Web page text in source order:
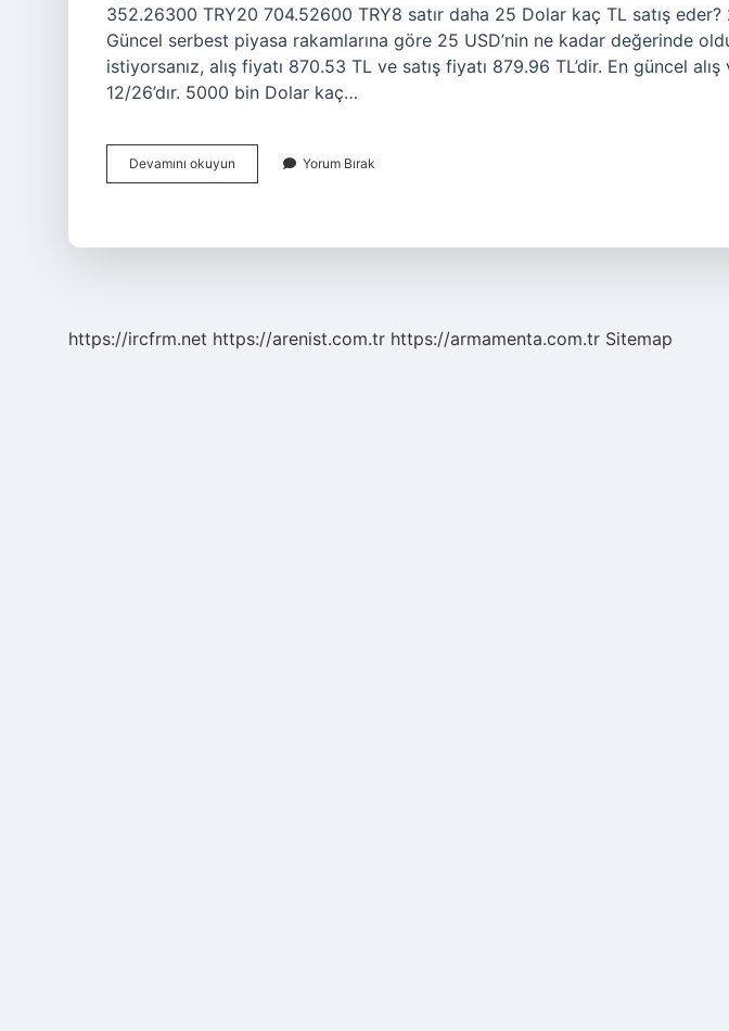
352.26300 TRY20 704.52600 TRY8 satır daha 25 Dolar kaç TL satış
Güncel serbest piyasa rakamlarına göre 25 USD’nin ne kadar değerinde
istiyorsanız, alış fiyatı 870.53 TL ve satış fiyatı 879.96 TL’dir. En güncel
12/26’dır. 5000 bin Dolar kaç…
Devamını okuyun
Bin
Yorum Bırak
https://ircfrm.net https://arenist.com.tr https://armamenta.com.tr Sitemap